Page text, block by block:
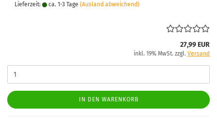
Lieferzeit:
ca. 1-3 Tage (Ausland abweichend)
27,99 EUR
inkl. 19% MwSt. zzgl. Versand
IN DEN WARENKORB